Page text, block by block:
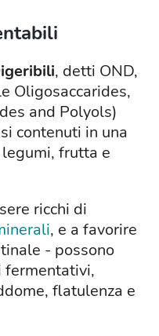
, detti OND,
Oligosaccarides,
and Polyols)
contenuti in una
frutta e
ricchi di
, e a favorire
- possono
fermentativi,
flatulenza e